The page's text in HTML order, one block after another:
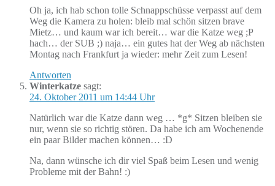
Oh ja, ich hab schon tolle Schnappschüsse verpasst auf dem
Weg die Kamera zu holen: bleib mal schön sitzen brave
Mietz… und kaum war ich bereit… war die Katze weg ;P
hach… der SUB ;) naja… ein gutes hat der Weg ab nächsten
Montag nach Frankfurt ja wieder: mehr Zeit zum Lesen!
Antworten
Winterkatze sagt:
24. Oktober 2011 um 14:44 Uhr
Natürlich war die Katze dann weg … *g* Sitzen bleiben sie
nur, wenn sie so richtig stören. Da habe ich am Wochenende
ein paar Bilder machen können… :D
Na, dann wünsche ich dir viel Spaß beim Lesen und wenig
Probleme mit der Bahn! :)